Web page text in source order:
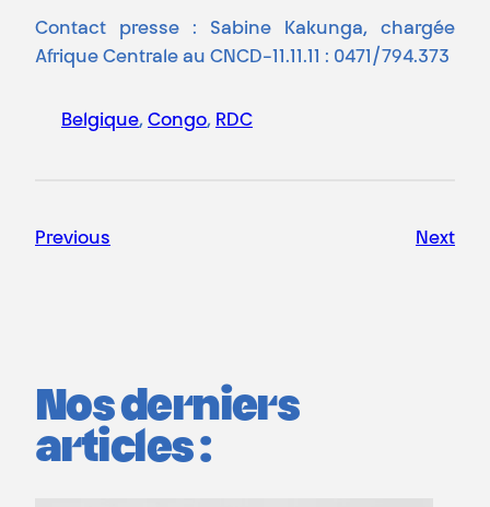
Contact presse : Sabine Kakunga, chargée
Afrique Centrale au CNCD-11.11.11 : 0471/794.373
Belgique, Congo, RDC
Previous Next
Nos derniers
articles :